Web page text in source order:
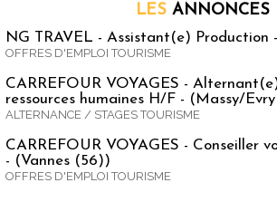
LES ANNONCES
NG TRAVEL - Assistant(e) Production
OFFRES D'EMPLOI TOURISME
CARREFOUR VOYAGES -
ressources humaines H/F - (Massy/
ALTERNANCE / STAGES TOURISME
CARREFOUR VOYAGES - Conseiller
- (Vannes (56))
OFFRES D'EMPLOI TOURISME